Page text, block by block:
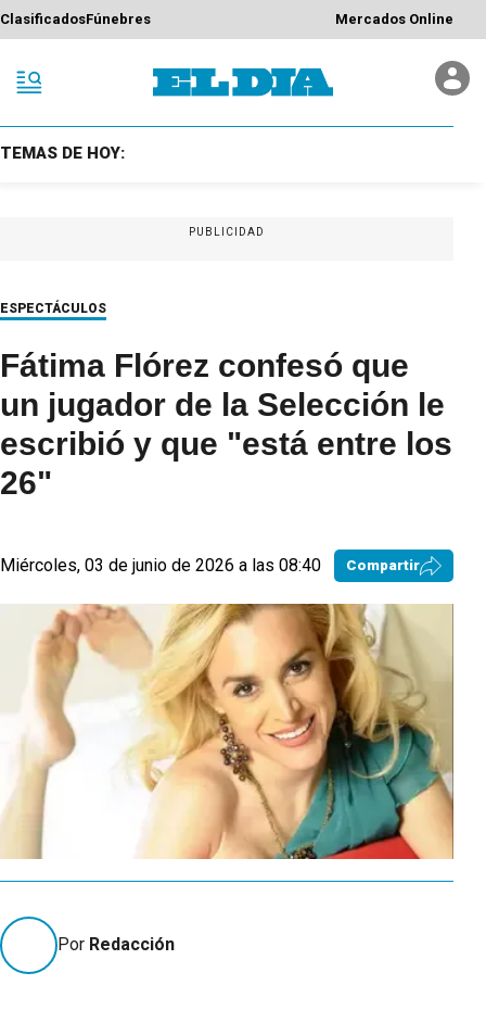
ClasificadosFúnebres Mercados Online
TEMAS DE HOY:
PUBLICIDAD
ESPECTÁCULOS
Fátima Flórez confesó que
un jugador de la Selección le
escribió y que "está entre los
26"
Miércoles, 03 de junio de 2026 a las 08:40 Compartir
Por Redacción